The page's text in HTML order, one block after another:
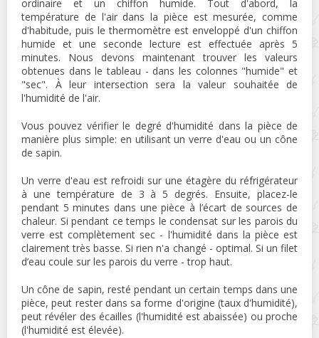
ordinaire et un chiffon humide. Tout d'abord, la
température de l'air dans la pièce est mesurée, comme
d'habitude, puis le thermomètre est enveloppé d'un chiffon
humide et une seconde lecture est effectuée après 5
minutes. Nous devons maintenant trouver les valeurs
obtenues dans le tableau - dans les colonnes "humide" et
"sec". À leur intersection sera la valeur souhaitée de
l'humidité de l'air.
Vous pouvez vérifier le degré d'humidité dans la pièce de
manière plus simple: en utilisant un verre d'eau ou un cône
de sapin.
Un verre d'eau est refroidi sur une étagère du réfrigérateur
à une température de 3 à 5 degrés. Ensuite, placez-le
pendant 5 minutes dans une pièce à l’écart de sources de
chaleur. Si pendant ce temps le condensat sur les parois du
verre est complètement sec - l'humidité dans la pièce est
clairement très basse. Si rien n'a changé - optimal. Si un filet
d’eau coule sur les parois du verre - trop haut.
Un cône de sapin, resté pendant un certain temps dans une
pièce, peut rester dans sa forme d'origine (taux d'humidité),
peut révéler des écailles (l'humidité est abaissée) ou proche
(l'humidité est élevée).